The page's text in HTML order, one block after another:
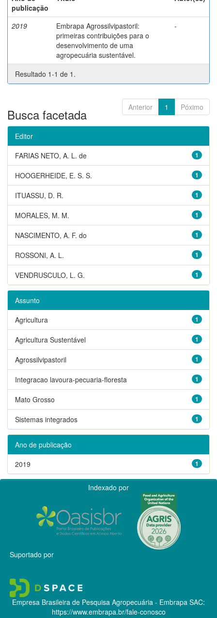
publicação
2019
Embrapa Agrossilvipastoril:
primeiras contribuições para o
desenvolvimento de uma
agropecuária sustentável.
-
Resultado 1-1 de 1.
Anterior 1 Póximo
Busca facetada
Editor
1
FARIAS NETO, A. L. de
1
HOOGERHEIDE, E. S. S.
1
ITUASSU, D. R.
1
MORALES, M. M.
1
NASCIMENTO, A. F. do
1
ROSSONI, A. L.
1
VENDRUSCULO, L. G.
Assunto
1
Agricultura
1
Agricultura Sustentável
1
Agrossilvipastoril
1
Integracao lavoura-pecuaria-floresta
1
Mato Grosso
1
Sistemas integrados
Ano de publicação
1
2019
Indexado por
Suportado por
Empresa Brasileira de Pesquisa Agropecuária - Embrapa SAC:
https://www.embrapa.br/fale-conosco